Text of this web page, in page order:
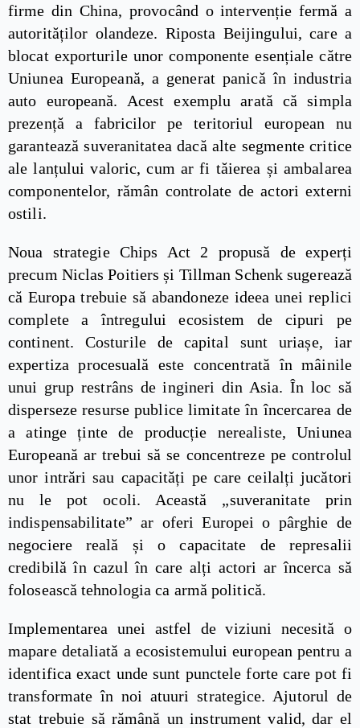
firme din China, provocând o intervenție fermă a
autorităților olandeze. Riposta Beijingului, care a
blocat exporturile unor componente esențiale către
Uniunea Europeană, a generat panică în industria
auto europeană. Acest exemplu arată că simpla
prezență a fabricilor pe teritoriul european nu
garantează suveranitatea dacă alte segmente critice
ale lanțului valoric, cum ar fi tăierea și ambalarea
componentelor, rămân controlate de actori externi
ostili.
Noua strategie Chips Act 2 propusă de experți
precum Niclas Poitiers și Tillman Schenk sugerează
că Europa trebuie să abandoneze ideea unei replici
complete a întregului ecosistem de cipuri pe
continent. Costurile de capital sunt uriașe, iar
expertiza procesuală este concentrată în mâinile
unui grup restrâns de ingineri din Asia. În loc să
disperseze resurse publice limitate în încercarea de
a atinge ținte de producție nerealiste, Uniunea
Europeană ar trebui să se concentreze pe controlul
unor intrări sau capacități pe care ceilalți jucători
nu le pot ocoli. Această „suveranitate prin
indispensabilitate” ar oferi Europei o pârghie de
negociere reală și o capacitate de represalii
credibilă în cazul în care alți actori ar încerca să
folosească tehnologia ca armă politică.
Implementarea unei astfel de viziuni necesită o
mapare detaliată a ecosistemului european pentru a
identifica exact unde sunt punctele forte care pot fi
transformate în noi atuuri strategice. Ajutorul de
stat trebuie să rămână un instrument valid, dar el